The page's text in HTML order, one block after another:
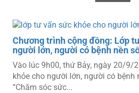
Chương trình cộng đồng: Lớp
người lớn, người có bệnh nền
Vào lúc 9h00, thứ Bảy, ngày 20/9/
khỏe cho người lớn, người có bệnh
“Chăm sóc sức...